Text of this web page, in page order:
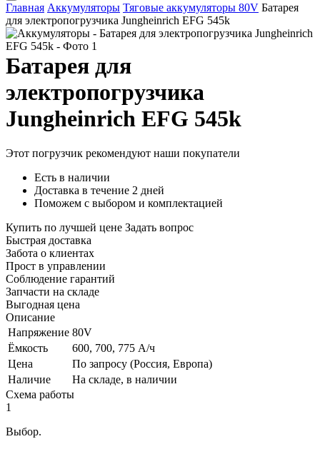
Главная Аккумуляторы Тяговые аккумуляторы 80V Батарея
для электропогрузчика Jungheinrich EFG 545k
Батарея для
электропогрузчика
Jungheinrich EFG 545k
Этот погрузчик рекомендуют наши покупатели
Есть в наличии
Доставка в течение 2 дней
Поможем с выбором и комплектацией
Купить по лучшей цене Задать вопрос
Быстрая доставка
Забота о клиентах
Прост в управлении
Соблюдение гарантий
Запчасти на складе
Выгодная цена
Описание
Напряжение 80V
Ёмкость
600, 700, 775 А/ч
Цена
По запросу (Россия, Европа)
Наличие
На складе, в наличии
Схема работы
1
Выбор.